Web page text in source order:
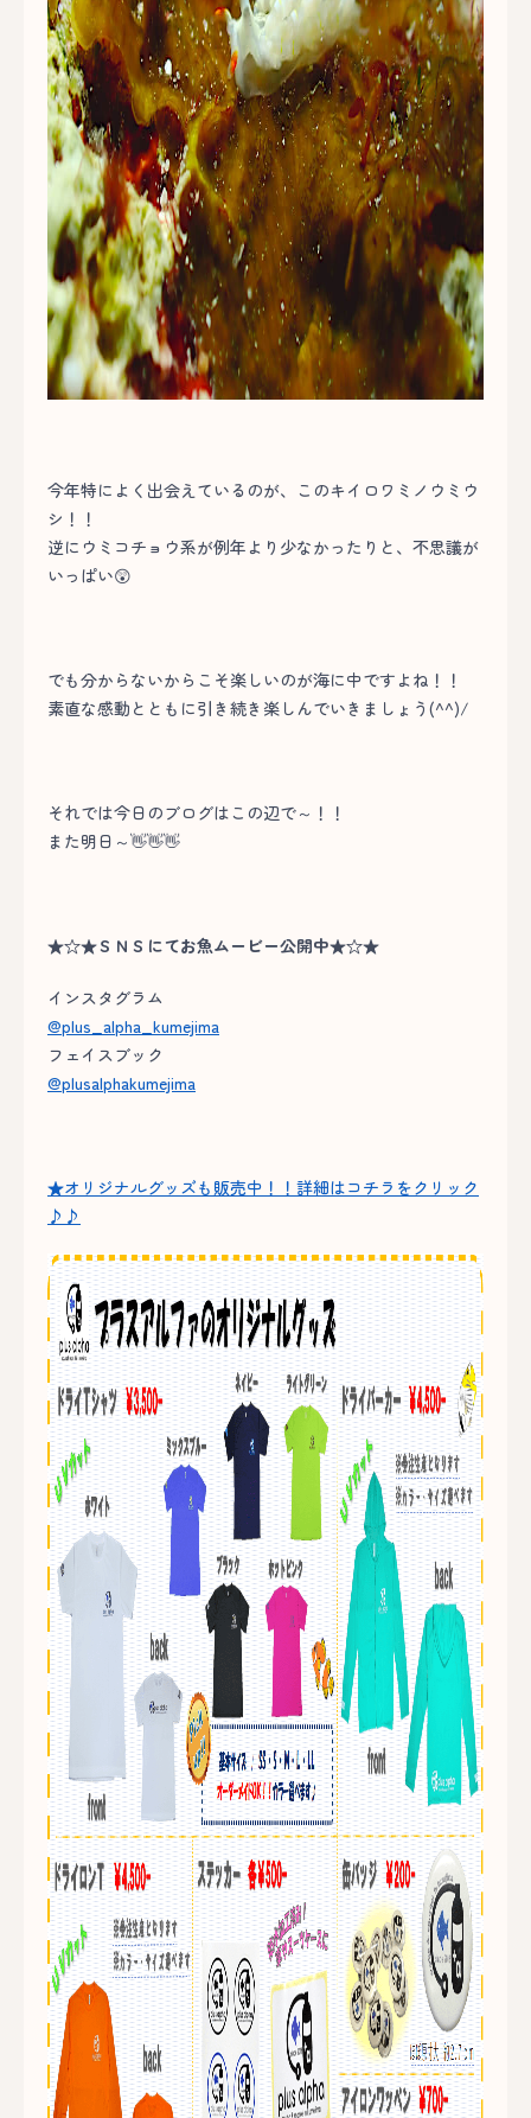
今年特によく出会えているのが、このキイロワミノウミウ
シ！！
逆にウミコチョウ系が例年より少なかったりと、不思議が
いっぱい😲
でも分からないからこそ楽しいのが海に中ですよね！！
素直な感動とともに引き続き楽しんでいきましょう(^^)/
それでは今日のブログはこの辺で～！！
また明日～👋👋👋
★☆★ＳＮＳにてお魚ムービー公開中★☆★
インスタグラム
@plus_alpha_kumejima
フェイスブック
@plusalphakumejima
★オリジナルグッズも販売中！！詳細はコチラをクリック
♪♪